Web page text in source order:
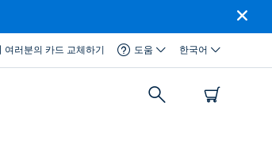
여러분의 카드 교체하기 도움 한국어